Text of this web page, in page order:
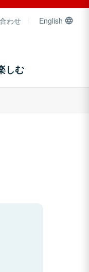
わせ English
しむ